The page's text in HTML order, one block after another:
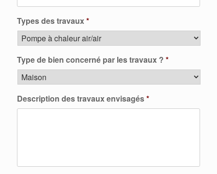
Types des travaux*
Type de bien concerné par les travaux ? *
Description des travaux envisagés*